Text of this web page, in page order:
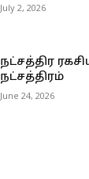
July 2, 2026
நட்சத்திர
நட்சத்திரம்
June 24, 2026